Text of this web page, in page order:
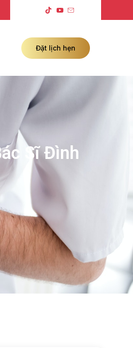
Đặt lịch hẹn
Sĩ Đình